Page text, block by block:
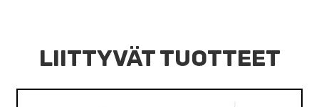
LIITTYVÄT TUOTTEET